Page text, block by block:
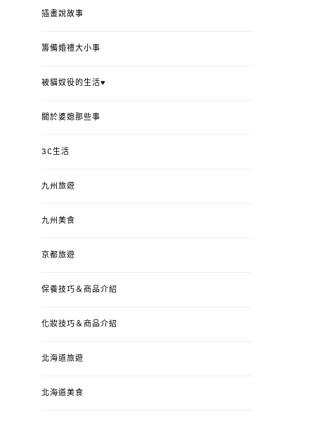
插畫說故事
籌備婚禮大小事
被貓奴役的生活♥
關於婆媳那些事
3C生活
九州旅遊
九州美食
京都旅遊
保養技巧＆商品介紹
化妝技巧＆商品介紹
北海道旅遊
北海道美食